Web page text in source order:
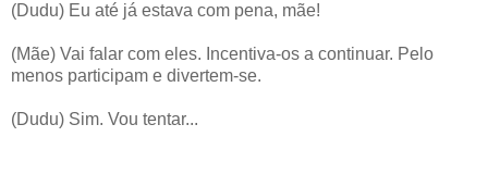
(Dudu) Eu até já estava com pena, mãe!
(Mãe) Vai falar com eles. Incentiva-os a continuar. Pelo
menos participam e divertem-se.
(Dudu) Sim. Vou tentar...